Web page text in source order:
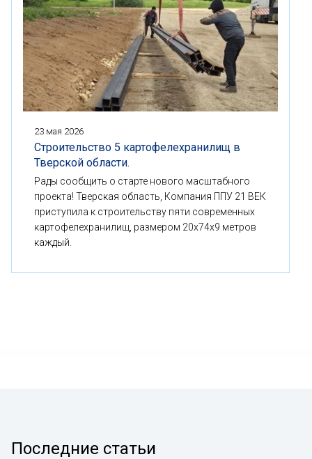
23 мая 2026
Строительство 5 картофелехранилищ в
Тверской области.
Рады сообщить о старте нового масштабного
проекта! Тверская область, Компания ППУ 21 ВЕК
приступила к строительству пяти современных
картофелехранилищ, размером 20x74x9 метров
каждый.
Последние статьи